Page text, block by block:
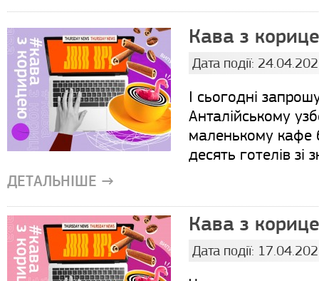
Кава з
Дата події:
І сьогодні
Анталійському
маленькому
десять готелів
ДЕТАЛЬНІШЕ →
Кава з
Дата події: